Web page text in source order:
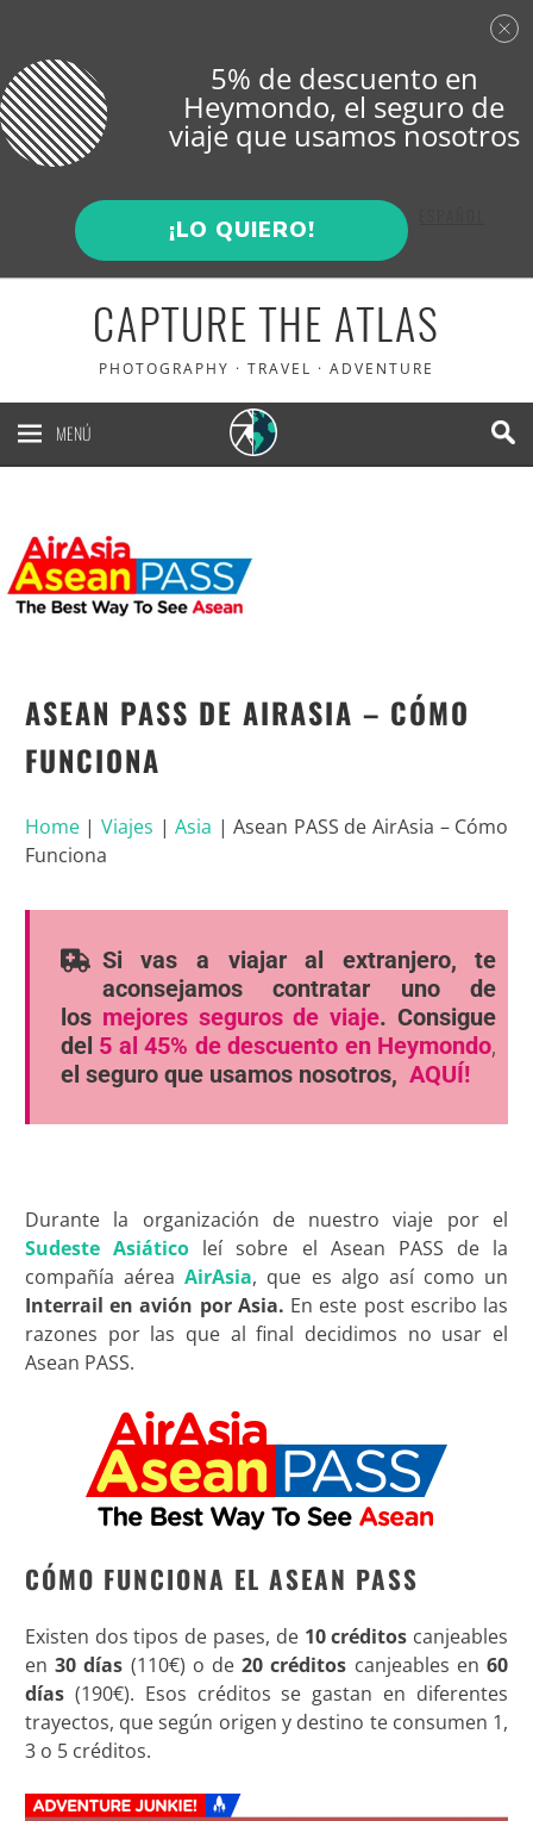
CAPTURE THE ATLAS
PHOTOGRAPHY · TRAVEL · ADVENTURE
MENÚ
ASEAN PASS DE AIRASIA – CÓMO
FUNCIONA
Home|Viajes |Asia |Asean PASS de AirAsia – Cómo
Funciona
Si vas a viajar al extranjero, te
aconsejamos contratar uno de
los mejores seguros de viaje. Consigue
del 5 al 45% de descuento en Heymondo,
el seguro que usamos nosotros, AQUÍ!
Durante la organización de nuestro viaje por el
Sudeste Asiático leí sobre el Asean PASS de la
compañía aéreaAirAsia, que es algo así como un
Interrail en avión por Asia. En este post escribo las
razones por las que al final decidimos no usar el
Asean PASS.
CÓMO FUNCIONA EL ASEAN PASS
Existen dos tipos de pases, de 10 créditos canjeables
en30 días (110€) o de20 créditos canjeables en60
días(190€). Esos créditos se gastan en diferentes
trayectos, que según origen y destino te consumen 1,
3 o 5 créditos.
5% de descuento en
Heymondo, el seguro de
viaje que usamos nosotros
¡LO QUIERO!